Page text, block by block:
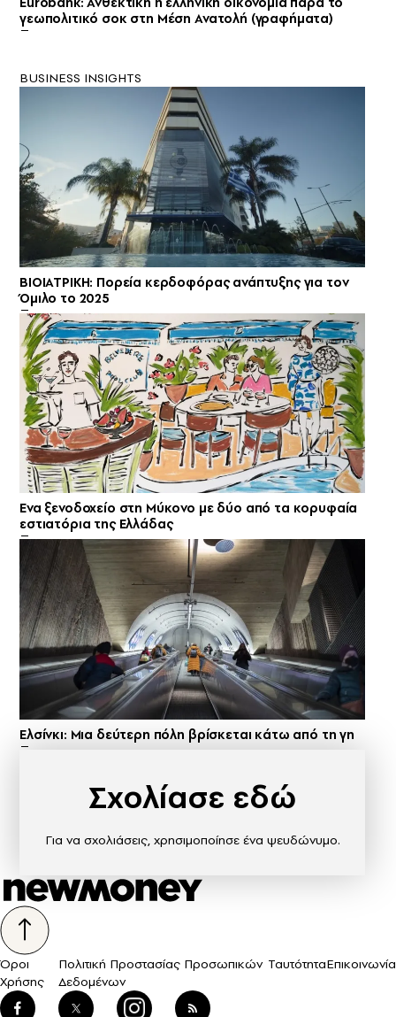
γεωπολιτικό σοκ στη Μέση Ανατολή (γραφήματα)
BUSINESS INSIGHTS
ΒΙΟΙΑΤΡΙΚΗ: Πορεία κερδοφόρας ανάπτυξης για τον
Όμιλο το 2025
Ενα ξενοδοχείο στη Μύκονο με δύο από τα κορυφαία
εστιατόρια της Ελλάδας
Ελσίνκι: Mια δεύτερη πόλη βρίσκεται κάτω από τη γη
Σχολίασε εδώ
Για να σχολιάσεις, χρησιμοποίησε ένα ψευδώνυμο.
Όροι
Χρήσης
Πολιτική Προστασίας Προσωπικών
Δεδομένων
ΤαυτότηταΕπικοινωνία